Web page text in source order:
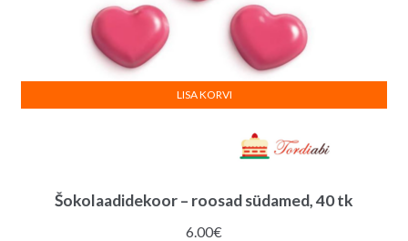
Šokolaadidekoor – roosad südamed, 40 tk
6.00€
LISA KORVI